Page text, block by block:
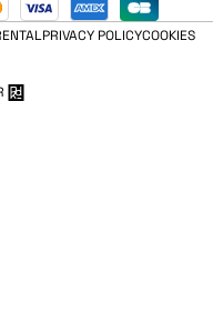
PRIVACY POLICYCOOKIES